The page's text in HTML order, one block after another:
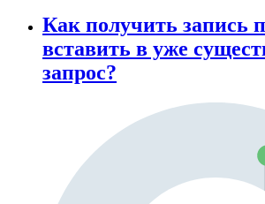
Как получить запись
вставить в уже
запрос?